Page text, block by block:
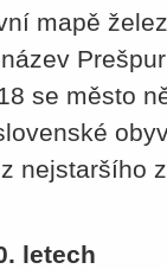
mapě
se město
nejstaršího
letech